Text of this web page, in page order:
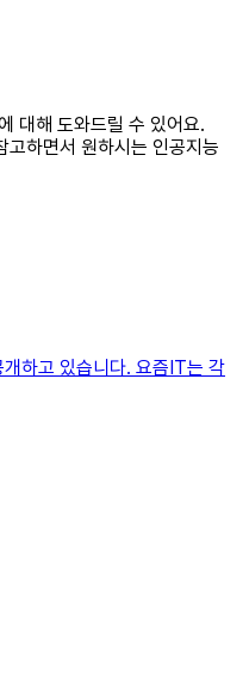
대해 도와드릴 수 있어요.
하면서 원하시는 인공지능
하고 있습니다. 요즘IT는 각